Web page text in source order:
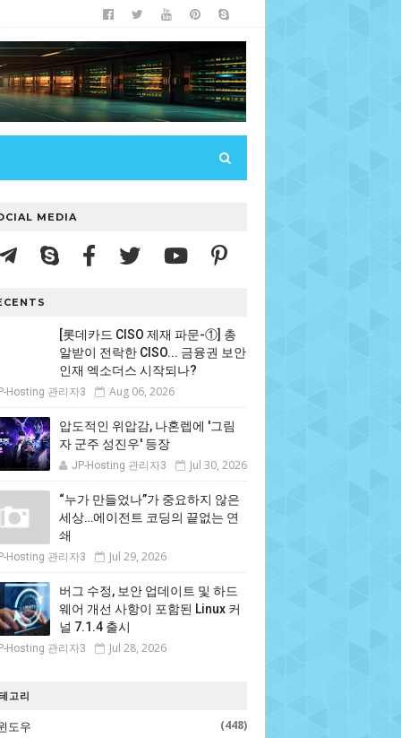
MEDIA
[롯데카드 CISO 제재 파문-①] 총
알받이 전락한 CISO... 금융권 보안
인재 엑소더스 시작되나?
Hosting 관리자3 Aug 06, 2026
압도적인 위압감, 나혼렙에 '그림
자 군주 성진우' 등장
JP-Hosting 관리자3 Jul 30, 2026
“누가 만들었나”가 중요하지 않은
세상…에이전트 코딩의 끝없는 연
쇄
Hosting 관리자3 Jul 29, 2026
버그 수정, 보안 업데이트 및 하드
웨어 개선 사항이 포함된 Linux 커
널 7.1.4 출시
Hosting 관리자3 Jul 28, 2026
고리
도우 (448)